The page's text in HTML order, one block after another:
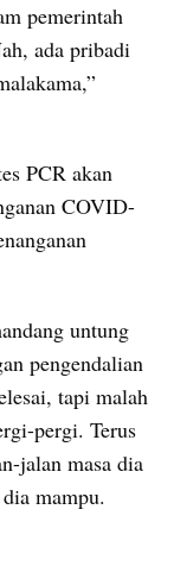
pemerintah
ada pribadi
PCR akan
COVID-
untung
pengendalian
tapi malah
pergi. Terus
jalan masa dia
mampu.